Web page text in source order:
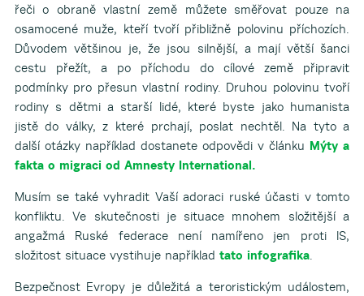
řeči o obraně vlastní země můžete směřovat pouze na
osamocené muže, kteří tvoří přibližně polovinu příchozích.
Důvodem většinou je, že jsou silnější, a mají větší šanci
cestu přežít, a po příchodu do cílové země připravit
podmínky pro přesun vlastní rodiny. Druhou polovinu tvoří
rodiny s dětmi a starší lidé, které byste jako humanista
jistě do války, z které prchají, poslat nechtěl. Na tyto a
další otázky například dostanete odpovědi v článku Mýty a
fakta o migraci od Amnesty International.
Musím se také vyhradit Vaší adoraci ruské účasti v tomto
konfliktu. Ve skutečnosti je situace mnohem složitější a
angažmá Ruské federace není namířeno jen proti IS,
složitost situace vystihuje například tato infografika.
Bezpečnost Evropy je důležitá a teroristickým událostem,